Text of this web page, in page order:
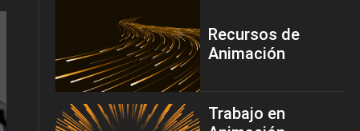
Recursos de
Animación
Trabajo en